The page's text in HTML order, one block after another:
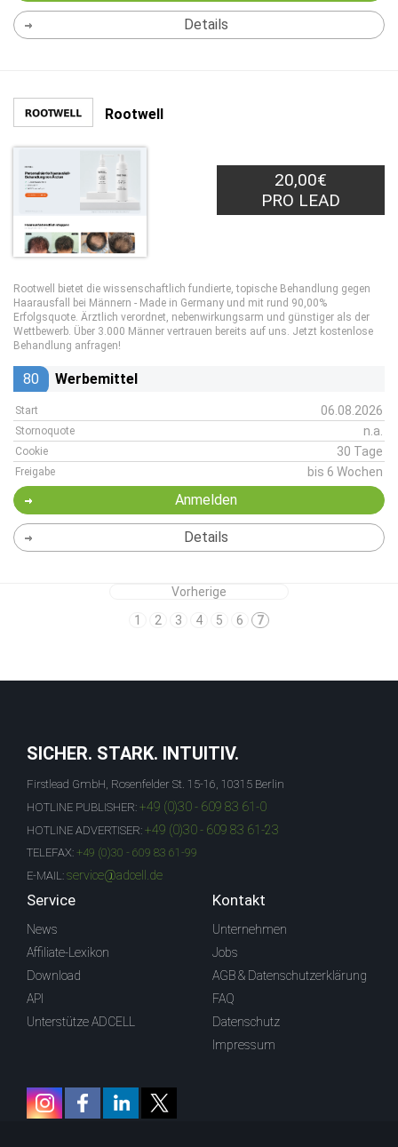
Details
Rootwell
20,00€
PRO LEAD
Rootwell bietet die wissenschaftlich fundierte, topische Behandlung gegen
Haarausfall bei Männern - Made in Germany und mit rund 90,00%
Erfolgsquote. Ärztlich verordnet, nebenwirkungsarm und günstiger als der
Wettbewerb. Über 3.000 Männer vertrauen bereits auf uns. Jetzt kostenlose
Behandlung anfragen!
80 Werbemittel
Start 06.08.2026
Stornoquote n.a.
Cookie 30 Tage
Freigabe bis 6 Wochen
Anmelden
Details
Vorherige
1
2 3 4 5 6 7
SICHER. STARK. INTUITIV.
Firstlead GmbH, Rosenfelder St. 15-16, 10315 Berlin
HOTLINE PUBLISHER: +49 (0)30 - 609 83 61-0
HOTLINE ADVERTISER: +49 (0)30 - 609 83 61-23
TELEFAX: +49 (0)30 - 609 83 61-99
E-MAIL: service@adcell.de
Service
News
Affiliate-Lexikon
Download
API
Unterstütze ADCELL
Kontakt
Unternehmen
Jobs
AGB & Datenschutzerklärung
FAQ
Datenschutz
Impressum